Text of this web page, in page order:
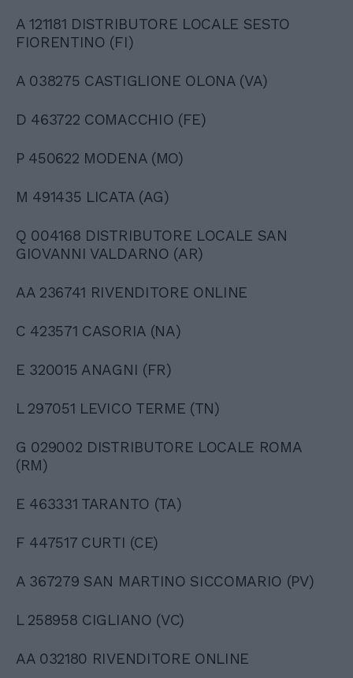
A 121181 DISTRIBUTORE LOCALE SESTO
FIORENTINO (FI)
A 038275 CASTIGLIONE OLONA (VA)
D 463722 COMACCHIO (FE)
P 450622 MODENA (MO)
M 491435 LICATA (AG)
Q 004168 DISTRIBUTORE LOCALE SAN
GIOVANNI VALDARNO (AR)
AA 236741 RIVENDITORE ONLINE
C 423571 CASORIA (NA)
E 320015 ANAGNI (FR)
L 297051 LEVICO TERME (TN)
G 029002 DISTRIBUTORE LOCALE ROMA
(RM)
E 463331 TARANTO (TA)
F 447517 CURTI (CE)
A 367279 SAN MARTINO SICCOMARIO (PV)
L 258958 CIGLIANO (VC)
AA 032180 RIVENDITORE ONLINE